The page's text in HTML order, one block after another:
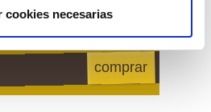
cookies necesarias
250 grs. nº12 rollo
comprar